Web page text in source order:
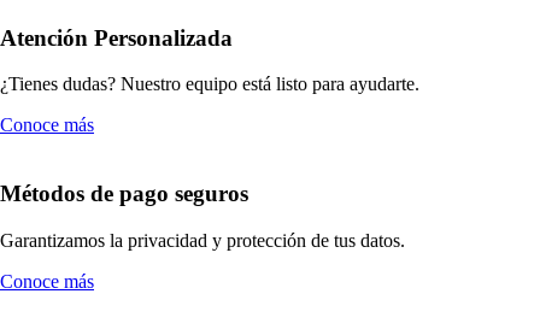
Atención Personalizada
¿Tienes dudas? Nuestro equipo está listo para ayudarte.
Conoce más
Métodos de pago seguros
Garantizamos la privacidad y protección de tus datos.
Conoce más